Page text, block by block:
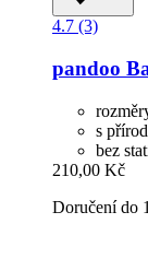
4.7 (3)
pandoo
s
bez
210,00 Kč
Doručení do